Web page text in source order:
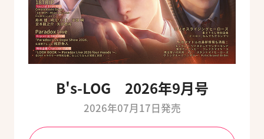
B's-LOG 2026年9月号
2026年07月17日発売